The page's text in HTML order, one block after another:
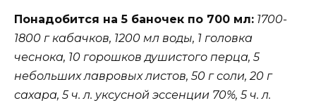
Понадобится на 5 баночек по 700 мл: 1700-
1800 г кабачков, 1200 мл воды, 1 головка
чеснока, 10 горошков душистого перца, 5
небольших лавровых листов, 50 г соли, 20 г
сахара, 5 ч. л. уксусной эссенции 70%, 5 ч. л.